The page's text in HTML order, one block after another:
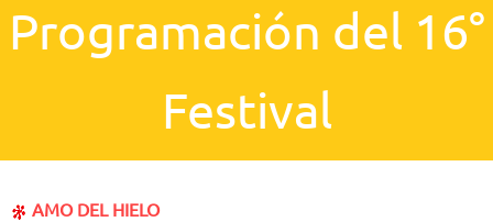
Programación del 16°
Festival
AMO DEL HIELO